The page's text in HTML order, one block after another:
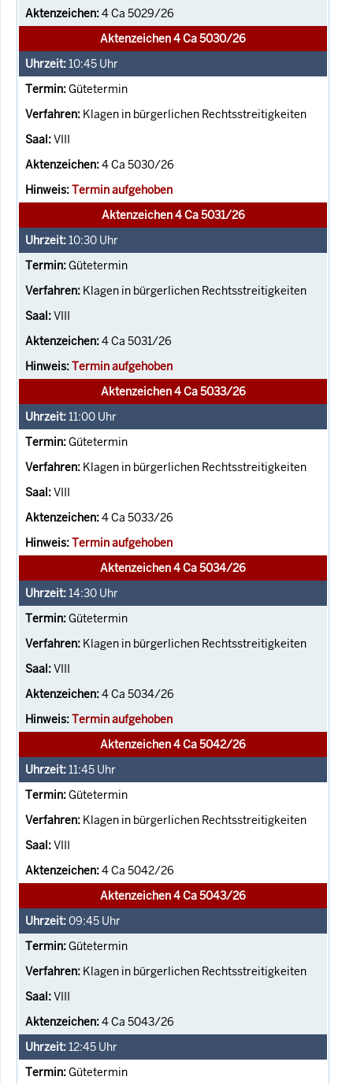
4 Ca 5029/26
Aktenzeichen 4 Ca 5030/26
10:45 Uhr
Gütetermin
Klagen in bürgerlichen Rechtsstreitigkeiten
VIII
4 Ca 5030/26
Termin aufgehoben
Aktenzeichen 4 Ca 5031/26
10:30 Uhr
Gütetermin
Klagen in bürgerlichen Rechtsstreitigkeiten
VIII
4 Ca 5031/26
Termin aufgehoben
Aktenzeichen 4 Ca 5033/26
11:00 Uhr
Gütetermin
Klagen in bürgerlichen Rechtsstreitigkeiten
VIII
4 Ca 5033/26
Termin aufgehoben
Aktenzeichen 4 Ca 5034/26
14:30 Uhr
Gütetermin
Klagen in bürgerlichen Rechtsstreitigkeiten
VIII
4 Ca 5034/26
Termin aufgehoben
Aktenzeichen 4 Ca 5042/26
11:45 Uhr
Gütetermin
Klagen in bürgerlichen Rechtsstreitigkeiten
VIII
4 Ca 5042/26
Aktenzeichen 4 Ca 5043/26
09:45 Uhr
Gütetermin
Klagen in bürgerlichen Rechtsstreitigkeiten
VIII
4 Ca 5043/26
12:45 Uhr
Gütetermin